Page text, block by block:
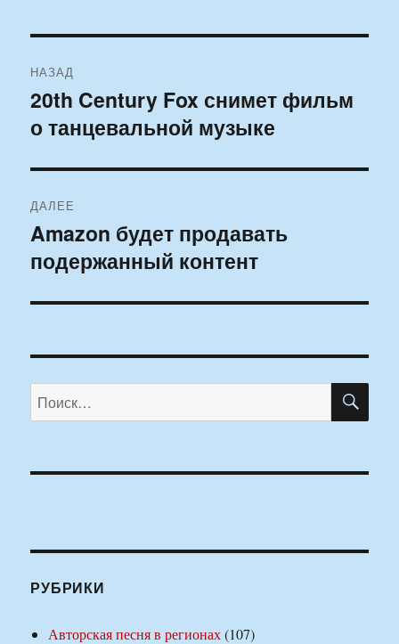
по
записям
НАЗАД
Предыдущая
запись:
20th Century Fox снимет фильм
о танцевальной музыке
ДАЛЕЕ
Следующая
запись:
Amazon будет продавать
подержанный контент
Искать:
РУБРИКИ
Авторская песня в регионах(107)